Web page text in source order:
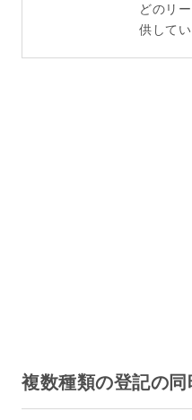
どのリ
供してい
複数種類の登記の